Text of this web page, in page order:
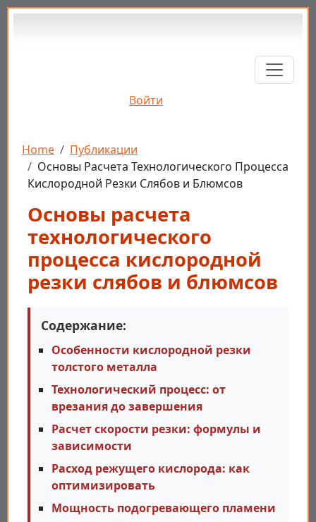
Перейти к основному содержанию
Войти
Строка навигации
Home
Публикации
Основы Расчета Технологического Процесса
Кислородной Резки Слябов и Блюмсов
Основы расчета
технологического
процесса кислородной
резки слябов и блюмсов
Содержание:
Особенности кислородной резки
толстого металла
Технологический процесс: от
врезания до завершения
Расчет скорости резки: формулы и
зависимости
Расход режущего кислорода: как
оптимизировать
Мощность подогревающего пламени